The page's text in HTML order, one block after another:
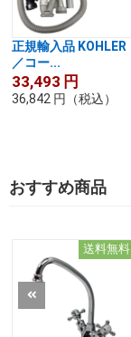
正規輸入品 KOHLER
／コー...
33,493 円
36,842 円 （税込）
おすすめ商品
送料無料